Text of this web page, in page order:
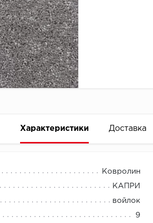
Характеристики Доставка
Ковролин
КАПРИ
войлок
9